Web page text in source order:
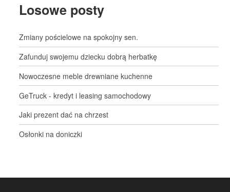
Losowe posty
Zmiany pościelowe na spokojny sen.
Zafunduj swojemu dziecku dobrą herbatkę
Nowoczesne meble drewniane kuchenne
GeTruck - kredyt i leasing samochodowy
Jaki prezent dać na chrzest
Osłonki na doniczki